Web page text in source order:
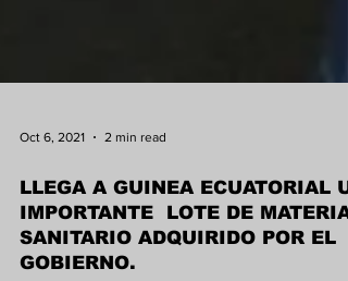
LLEGA A GUINEA ECUATORIAL
IMPORTANTE LOTE DE
SANITARIO ADQUIRIDO POR EL